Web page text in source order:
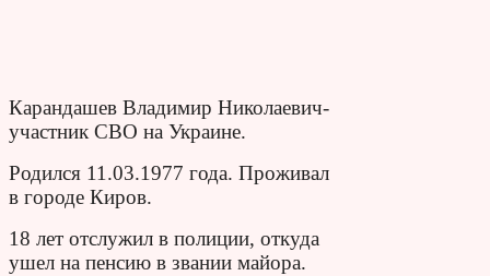
Карандашев Владимир Николаевич-
участник СВО на Украине.
Родился 11.03.1977 года. Проживал
в городе Киров.
18 лет отслужил в полиции, откуда
ушел на пенсию в звании майора.